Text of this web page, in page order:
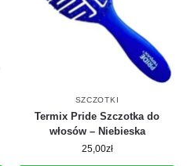
SZCZOTKI
Termix Pride Szczotka do
włosów – Niebieska
25,00zł